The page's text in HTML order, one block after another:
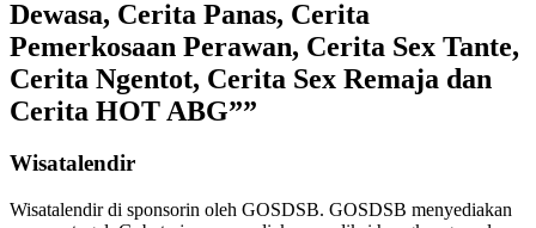
Dewasa, Cerita Panas, Cerita
Pemerkosaan Perawan, Cerita Sex Tante,
Cerita Ngentot, Cerita Sex Remaja dan
Cerita HOT ABG””
Wisatalendir
Wisatalendir di sponsorin oleh GOSDSB. GOSDSB menyediakan